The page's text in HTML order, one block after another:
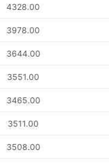
4328.00
3978.00
3644.00
3551.00
3465.00
3511.00
3508.00